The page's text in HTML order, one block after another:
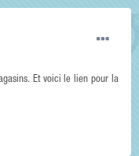
Et voici le lien pour la